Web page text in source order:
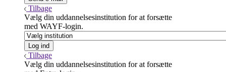
Tilbage
Vælg din uddannelsesinstitution for at forsætte
med WAYF-login.
Tilbage
Vælg din uddannelsesinstitution for at forsætte